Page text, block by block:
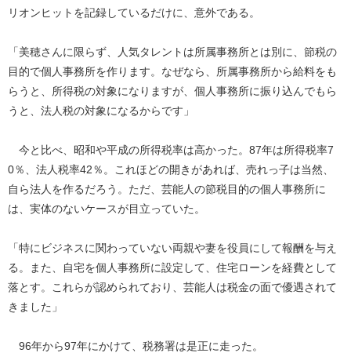
リオンヒットを記録しているだけに、意外である。
「美穂さんに限らず、人気タレントは所属事務所とは別に、節税の
目的で個人事務所を作ります。なぜなら、所属事務所から給料をも
らうと、所得税の対象になりますが、個人事務所に振り込んでもら
うと、法人税の対象になるからです」
今と比べ、昭和や平成の所得税率は高かった。87年は所得税率7
0％、法人税率42％。これほどの開きがあれば、売れっ子は当然、
自ら法人を作るだろう。ただ、芸能人の節税目的の個人事務所に
は、実体のないケースが目立っていた。
「特にビジネスに関わっていない両親や妻を役員にして報酬を与え
る。また、自宅を個人事務所に設定して、住宅ローンを経費として
落とす。これらが認められており、芸能人は税金の面で優遇されて
きました」
96年から97年にかけて、税務署は是正に走った。